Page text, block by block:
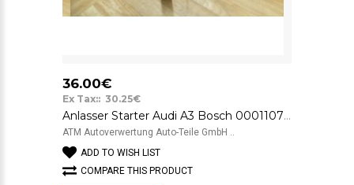
36.00€
Ex Tax:: 30.25€
Anlasser Starter Audi A3 Bosch 0001107020
ATM Autoverwertung Auto-Teile GmbH ..
ADD TO WISH LIST
COMPARE THIS PRODUCT